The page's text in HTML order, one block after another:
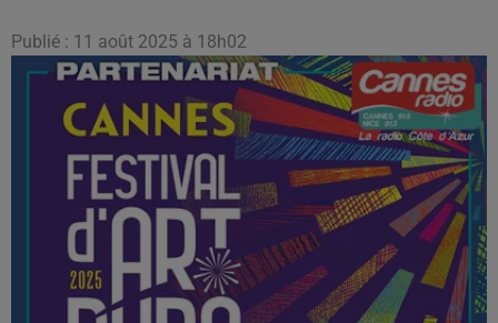
Publié : 11 août 2025 à 18h02